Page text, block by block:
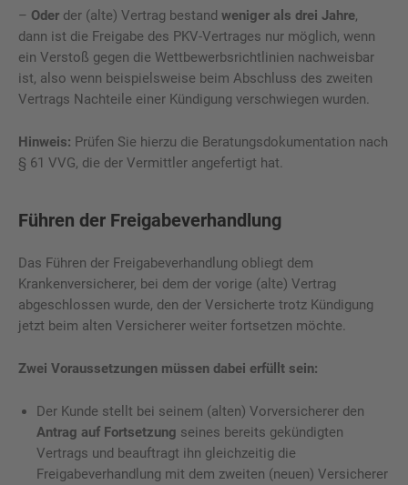
– Oder der (alte) Vertrag bestand weniger als drei Jahre,
dann ist die Freigabe des PKV-Vertrages nur möglich, wenn
ein Verstoß gegen die Wettbewerbsrichtlinien nachweisbar
ist, also wenn beispielsweise beim Abschluss des zweiten
Vertrags Nachteile einer Kündigung verschwiegen wurden.
Hinweis: Prüfen Sie hierzu die Beratungsdokumentation nach
§ 61 VVG, die der Vermittler angefertigt hat.
Führen der Freigabeverhandlung
Das Führen der Freigabeverhandlung obliegt dem
Krankenversicherer, bei dem der vorige (alte) Vertrag
abgeschlossen wurde, den der Versicherte trotz Kündigung
jetzt beim alten Versicherer weiter fortsetzen möchte.
Zwei Voraussetzungen müssen dabei erfüllt sein:
Der Kunde stellt bei seinem (alten) Vorversicherer den
Antrag auf Fortsetzung seines bereits gekündigten
Vertrags und beauftragt ihn gleichzeitig die
Freigabeverhandlung mit dem zweiten (neuen) Versicherer